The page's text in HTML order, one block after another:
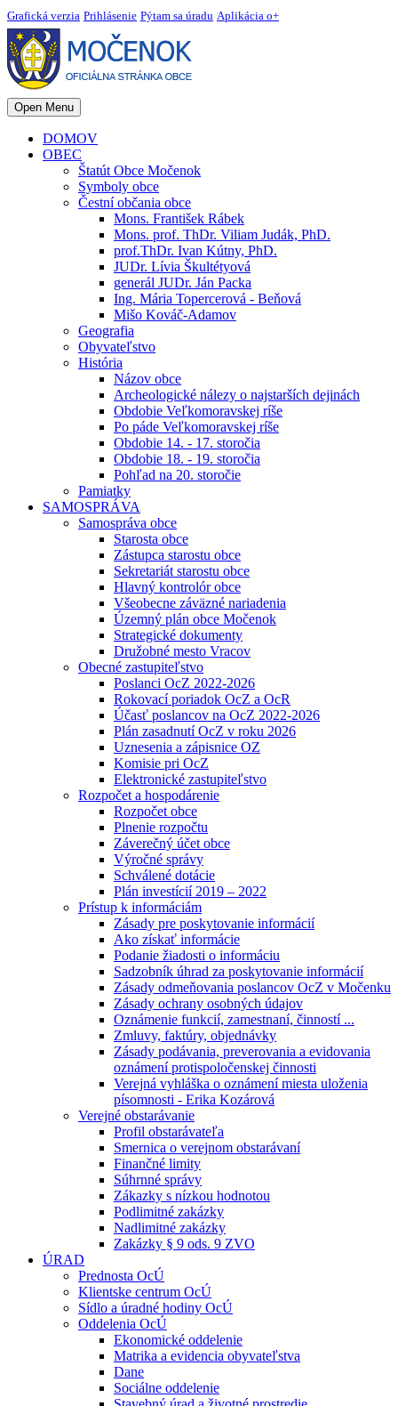
Grafická verzia Prihlásenie Pýtam sa úradu Aplikácia o+
Open Menu
DOMOV
OBEC
Štatút Obce Močenok
Symboly obce
Čestní občania obce
Mons. František Rábek
Mons. prof. ThDr. Viliam Judák, PhD.
prof.ThDr. Ivan Kútny, PhD.
JUDr. Lívia Škultétyová
generál JUDr. Ján Packa
Ing. Mária Topercerová - Beňová
Mišo Kováč-Adamov
Geografia
Obyvateľstvo
História
Názov obce
Archeologické nálezy o najstarších dejinách
Obdobie Veľkomoravskej ríše
Po páde Veľkomoravskej ríše
Obdobie 14. - 17. storočia
Obdobie 18. - 19. storočia
Pohľad na 20. storočie
Pamiatky
SAMOSPRÁVA
Samospráva obce
Starosta obce
Zástupca starostu obce
Sekretariát starostu obce
Hlavný kontrolór obce
Všeobecne záväzné nariadenia
Územný plán obce Močenok
Strategické dokumenty
Družobné mesto Vracov
Obecné zastupiteľstvo
Poslanci OcZ 2022-2026
Rokovací poriadok OcZ a OcR
Účasť poslancov na OcZ 2022-2026
Plán zasadnutí OcZ v roku 2026
Uznesenia a zápisnice OZ
Komisie pri OcZ
Elektronické zastupiteľstvo
Rozpočet a hospodárenie
Rozpočet obce
Plnenie rozpočtu
Záverečný účet obce
Výročné správy
Schválené dotácie
Plán investícií 2019 – 2022
Prístup k informáciám
Zásady pre poskytovanie informácií
Ako získať informácie
Podanie žiadosti o informáciu
Sadzobník úhrad za poskytovanie informácií
Zásady odmeňovania poslancov OcZ v Močenku
Zásady ochrany osobných údajov
Oznámenie funkcií, zamestnaní, činností ...
Zmluvy, faktúry, objednávky
Zásady podávania, preverovania a evidovania
oznámení protispoločenskej činnosti
Verejná vyhláška o oznámení miesta uloženia
písomnosti - Erika Kozárová
Verejné obstarávanie
Profil obstarávateľa
Smernica o verejnom obstarávaní
Finančné limity
Súhrnné správy
Zákazky s nízkou hodnotou
Podlimitné zakázky
Nadlimitné zakázky
Zakázky § 9 ods. 9 ZVO
ÚRAD
Prednosta OcÚ
Klientske centrum OcÚ
Sídlo a úradné hodiny OcÚ
Oddelenia OcÚ
Ekonomické oddelenie
Matrika a evidencia obyvateľstva
Dane
Sociálne oddelenie